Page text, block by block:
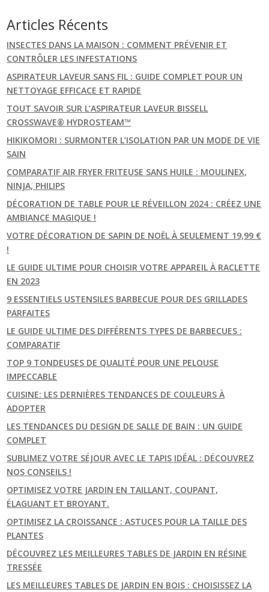
Articles Récents
INSECTES DANS LA MAISON : COMMENT PRÉVENIR ET
CONTRÔLER LES INFESTATIONS
ASPIRATEUR LAVEUR SANS FIL : GUIDE COMPLET POUR UN
NETTOYAGE EFFICACE ET RAPIDE
TOUT SAVOIR SUR L’ASPIRATEUR LAVEUR BISSELL
CROSSWAVE® HYDROSTEAM™
HIKIKOMORI : SURMONTER L’ISOLATION PAR UN MODE DE VIE
SAIN
COMPARATIF AIR FRYER FRITEUSE SANS HUILE : MOULINEX,
NINJA, PHILIPS
DÉCORATION DE TABLE POUR LE RÉVEILLON 2024 : CRÉEZ UNE
AMBIANCE MAGIQUE !
VOTRE DÉCORATION DE SAPIN DE NOËL À SEULEMENT 19,99 €
!
LE GUIDE ULTIME POUR CHOISIR VOTRE APPAREIL À RACLETTE
EN 2023
9 ESSENTIELS USTENSILES BARBECUE POUR DES GRILLADES
PARFAITES
LE GUIDE ULTIME DES DIFFÉRENTS TYPES DE BARBECUES :
COMPARATIF
TOP 9 TONDEUSES DE QUALITÉ POUR UNE PELOUSE
IMPECCABLE
CUISINE: LES DERNIÈRES TENDANCES DE COULEURS À
ADOPTER
LES TENDANCES DU DESIGN DE SALLE DE BAIN : UN GUIDE
COMPLET
SUBLIMEZ VOTRE SÉJOUR AVEC LE TAPIS IDÉAL : DÉCOUVREZ
NOS CONSEILS !
OPTIMISEZ VOTRE JARDIN EN TAILLANT, COUPANT,
ÉLAGUANT ET BROYANT.
OPTIMISEZ LA CROISSANCE : ASTUCES POUR LA TAILLE DES
PLANTES
DÉCOUVREZ LES MEILLEURES TABLES DE JARDIN EN RÉSINE
TRESSÉE
LES MEILLEURES TABLES DE JARDIN EN BOIS : CHOISISSEZ LA